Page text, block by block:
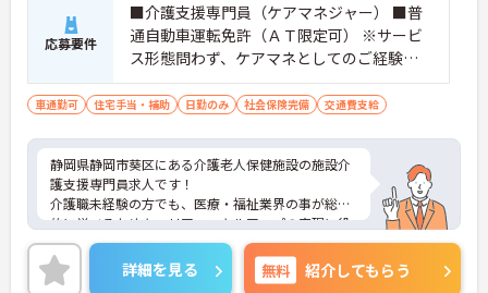
応募要件
■介護支援専門員（ケアマネジャー） ■普
通自動車運転免許（ＡＴ限定可） ※サービ
ス形態問わず、ケアマネとしてのご経験が
ある方歓迎
車通勤可 住宅手当・補助 日勤のみ 社会保険完備 交通費支給
静岡県静岡市葵区にある介護老人保健施設の施設介
護支援専門員求人です！
介護職未経験の方でも、医療・福祉業界の事が総合
的に学べるためキャリア・スキルアップの実現に役
立ちます！
ご興味ある方には、面接対策ポイントなど、詳細を
お話しいたしますのでお気軽にご相談ください。
詳細を見る 無料 紹介してもらう